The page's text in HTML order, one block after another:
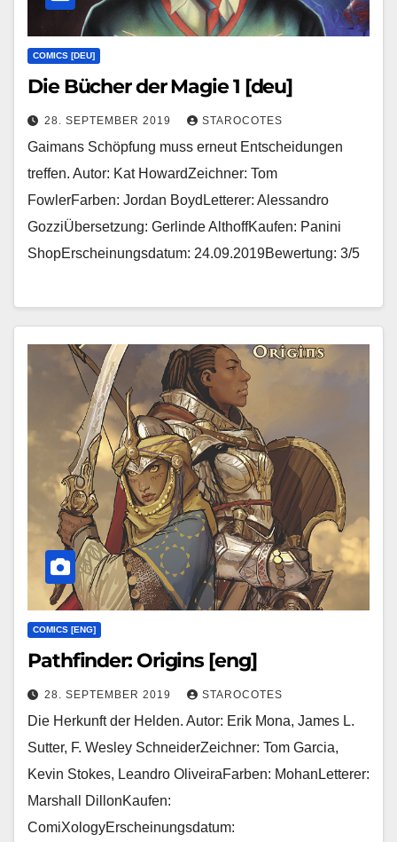
COMICS [DEU]
Die Bücher der Magie 1 [deu]
28. SEPTEMBER 2019 STAROCOTES
Gaimans Schöpfung muss erneut Entscheidungen
treffen. Autor: Kat HowardZeichner: Tom
FowlerFarben: Jordan BoydLetterer: Alessandro
GozziÜbersetzung: Gerlinde AlthoffKaufen: Panini
ShopErscheinungsdatum: 24.09.2019Bewertung: 3/5
COMICS [ENG]
Pathfinder: Origins [eng]
28. SEPTEMBER 2019 STAROCOTES
Die Herkunft der Helden. Autor: Erik Mona, James L.
Sutter, F. Wesley SchneiderZeichner: Tom Garcia,
Kevin Stokes, Leandro OliveiraFarben: MohanLetterer:
Marshall DillonKaufen:
ComiXologyErscheinungsdatum: